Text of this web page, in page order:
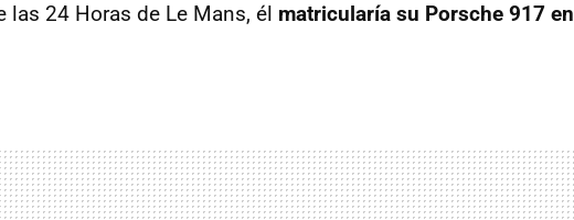
las 24 Horas de Le Mans, él matricularía su Porsche 917 en